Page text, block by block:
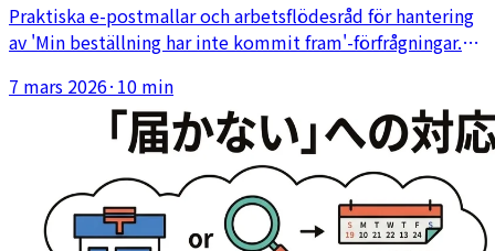
Praktiska e-postmallar och arbetsflödesråd för hantering
av 'Min beställning har inte kommit fram'-förfrågningar.
att förebygga förfrågan innan den uppstår.
7 mars 2026· 10 min